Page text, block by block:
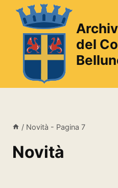
Salta
contenuto
del
/ Novità - Pagina 7
Novità